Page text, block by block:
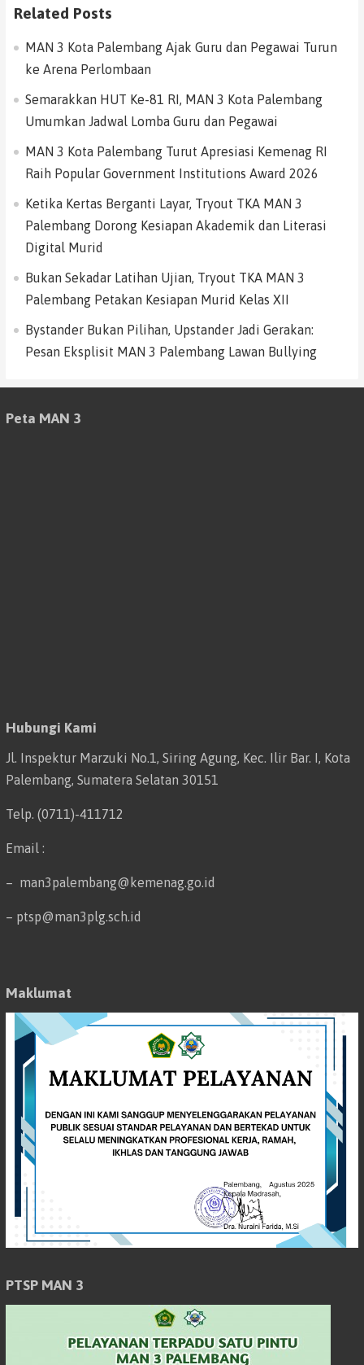
Related Posts
MAN 3 Kota Palembang Ajak Guru dan Pegawai Turun
ke Arena Perlombaan
Semarakkan HUT Ke-81 RI, MAN 3 Kota Palembang
Umumkan Jadwal Lomba Guru dan Pegawai
MAN 3 Kota Palembang Turut Apresiasi Kemenag RI
Raih Popular Government Institutions Award 2026
Ketika Kertas Berganti Layar, Tryout TKA MAN 3
Palembang Dorong Kesiapan Akademik dan Literasi
Digital Murid
Bukan Sekadar Latihan Ujian, Tryout TKA MAN 3
Palembang Petakan Kesiapan Murid Kelas XII
Bystander Bukan Pilihan, Upstander Jadi Gerakan:
Pesan Eksplisit MAN 3 Palembang Lawan Bullying
Peta MAN 3
Hubungi Kami
Jl. Inspektur Marzuki No.1, Siring Agung, Kec. Ilir Bar. I, Kota
Palembang, Sumatera Selatan 30151
Telp. (0711)-411712
Email :
– man3palembang@kemenag.go.id
– ptsp@man3plg.sch.id
Maklumat
PTSP MAN 3